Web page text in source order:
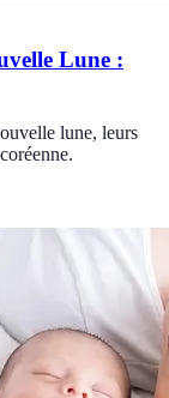
Lune :
lune, leurs